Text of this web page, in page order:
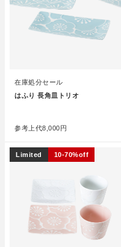
在庫処分セール
はふり 長角皿トリオ
参考上代8,000円
Limited 10-70%off